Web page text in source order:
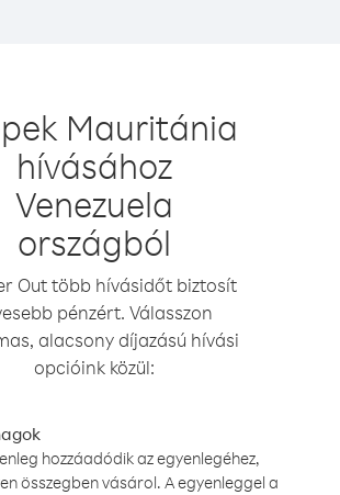
Mauritánia
hívásához
Venezuela
országból
Out több hívásidőt biztosít
pénzért. Válasszon
alacsony díjazású hívási
opcióink közül:
hozzáadódik az egyenlegéhez,
összegben vásárol. A egyenleggel a